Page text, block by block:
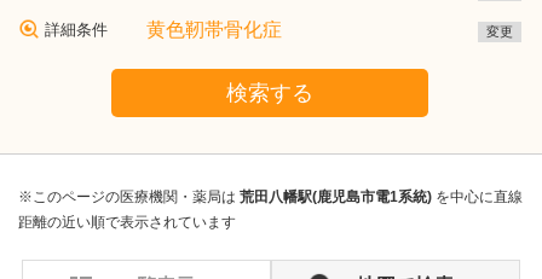
詳細条件 黄色靭帯骨化症 変更
検索する
※このページの医療機関・薬局は 荒田八幡駅(鹿児島市電1系統) を中心に直線
距離の近い順で表示されています